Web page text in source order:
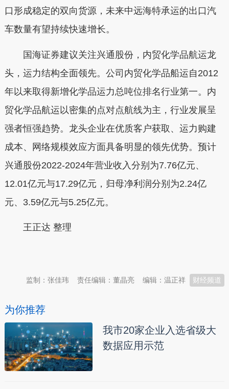
口形成稳定的双向货源，未来中远海特承运的出口汽
车数量有望持续快速增长。
国海证券建议关注兴通股份，内贸化学品航运龙
头，运力结构全面领先。公司内贸化学品船运自2012
年以来取得新增化学品运力总吨位排名行业第一。内
贸化学品航运以密集的点对点航线为主，行业发展呈
强者恒强趋势。龙头企业在优质客户获取、运力购建
成本、网络规模效应方面具备明显的领先优势。预计
兴通股份2022-2024年营业收入分别为7.76亿元、
12.01亿元与17.29亿元，归母净利润分别为2.24亿
元、3.59亿元与5.25亿元。
王正达 整理
财经频道
编辑：温正祥
责任编辑：董晶亮
监制：张佳玮
为你推荐
我市20家企业入选省级大
数据应用示范